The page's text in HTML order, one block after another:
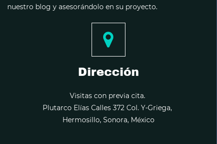
nuestro blog y asesorándolo en su proyecto.
Dirección
Visitas con previa cita.
Plutarco Elías Calles 372 Col. Y-Griega,
Hermosillo, Sonora, México